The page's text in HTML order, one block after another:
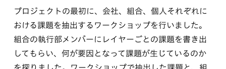
プロジェクトの最初に、会社、組合、個人それぞれに
おける課題を抽出するワークショップを行いました。
組合の執行部メンバーにレイヤーごとの課題を書き出
してもらい、何が要因となって課題が生じているのか
を探りました。ワークショップで抽出した課題と、組